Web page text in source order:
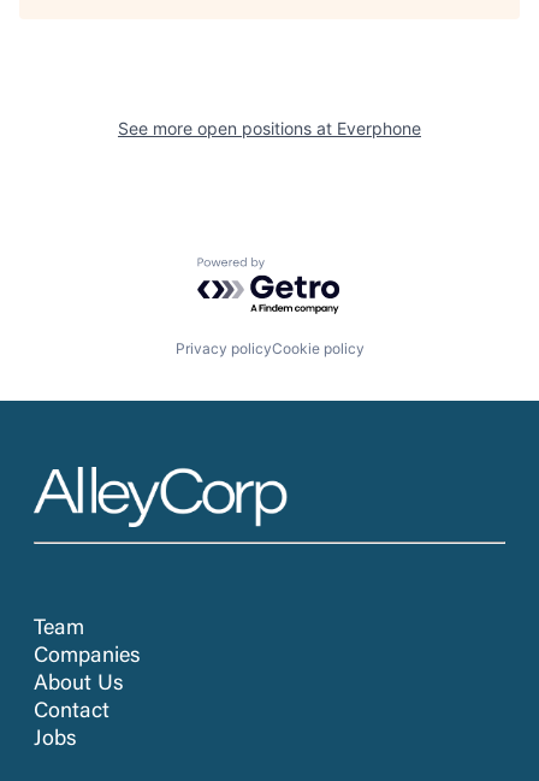
See more open positions at Everphone
Powered by Getro.com
Privacy policyCookie policy
Team
Companies
About Us
Contact
Jobs